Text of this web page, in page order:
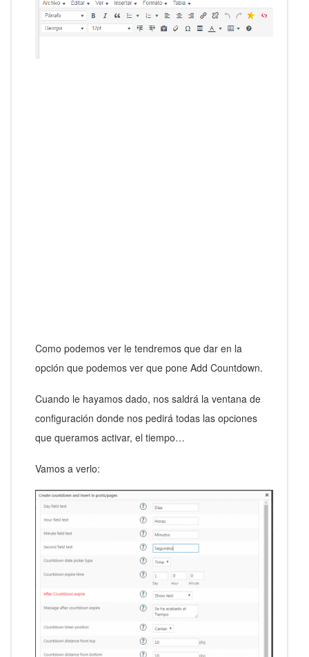
Como podemos ver le tendremos que dar en la
opción que podemos ver que pone Add Countdown.
Cuando le hayamos dado, nos saldrá la ventana de
configuración donde nos pedirá todas las opciones
que queramos activar, el tiempo…
Vamos a verlo: